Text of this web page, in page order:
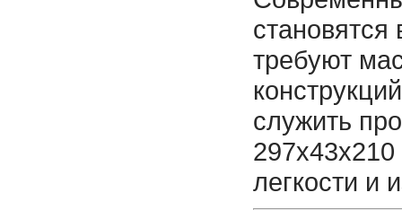
становятся
требуют
служить
легкости и